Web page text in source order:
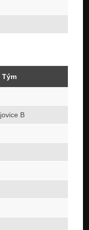
Tým
B